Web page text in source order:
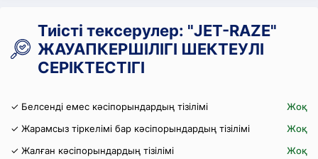
Тиісті тексерулер: "JET-RAZE"
ЖАУАПКЕРШІЛІГІ ШЕКТЕУЛІ
СЕРІКТЕСТІГІ
✓ Белсенді емес кәсіпорындардың тізілімі
Жоқ
✓ Жарамсыз тіркелімі бар кәсіпорындардың тізілімі
Жоқ
✓ Жалған кәсіпорындардың тізілімі
Жоқ